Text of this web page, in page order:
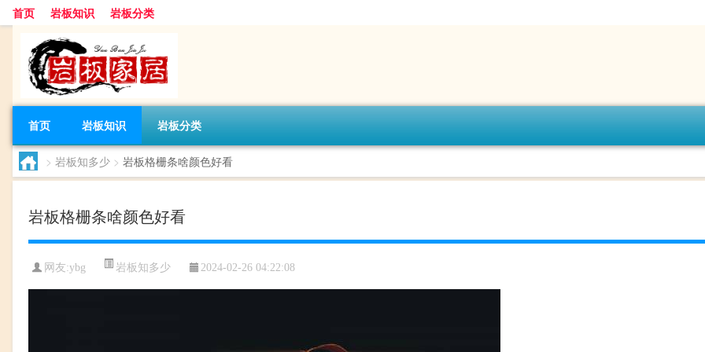
首页 岩板知识 岩板分类
首页 岩板知识 岩板分类
> 岩板知多少 > 岩板格栅条啥颜色好看
岩板格栅条啥颜色好看
网友:ybg 岩板知多少 2024-02-26 04:22:08